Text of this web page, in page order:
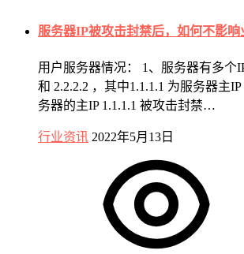
服务器IP被攻击封禁后，如何不影响
用户服务器情况： 1、服务器有多个
和 2.2.2.2 ，其中1.1.1.1 为服务器主
务器的主IP 1.1.1.1 被攻击封禁…
行业资讯 2022年5月13日